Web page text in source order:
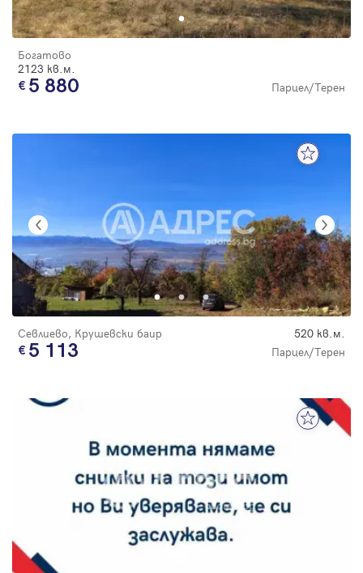
Богатово
2123 кв.м.
5 880 Парцел/Терен
Севлиево, Крушевски баир 520 кв.м.
5 113 Парцел/Терен